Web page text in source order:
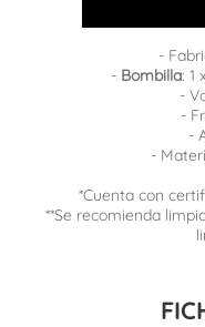
-
- Bombilla: 1
-
-
-
-
*Cuenta con
**Se recomienda